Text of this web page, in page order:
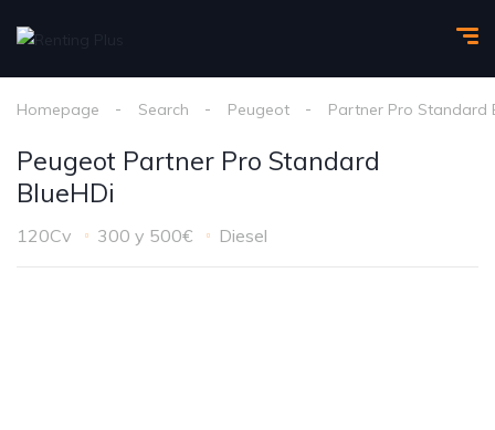
Homepage Search Peugeot Partner Pro Standard
Peugeot Partner Pro Standard
BlueHDi
120Cv 300 y 500€ Diesel